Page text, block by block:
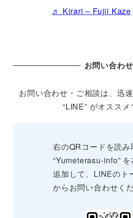
♬ Kirari – Fujii Kaze
お問い合わせ
お問い合わせ・ご相談は、迅
“LINE” がオススメ
右のQRコードを読み
“Yumeterasu-info”
追加して、LINEのト
からお問い合わせくだ